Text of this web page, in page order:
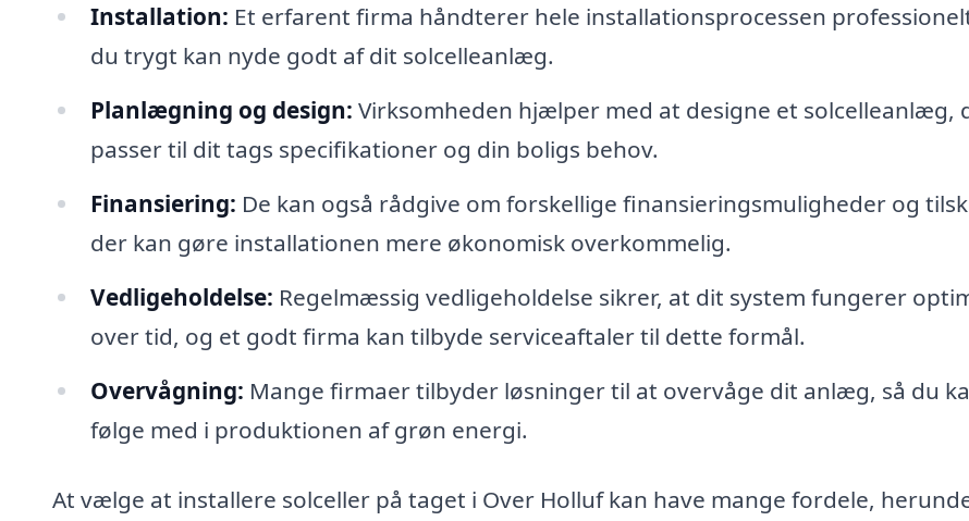
Installation: Et erfarent firma håndterer hele installationsprocessen
du trygt kan nyde godt af dit solcelleanlæg.
Planlægning og design: Virksomheden hjælper med at designe et solcelleanlæg,
passer til dit tags specifikationer og din boligs behov.
Finansiering: De kan også rådgive om forskellige finansieringsmuligheder og
der kan gøre installationen mere økonomisk overkommelig.
Vedligeholdelse: Regelmæssig vedligeholdelse sikrer, at dit system fungerer
over tid, og et godt firma kan tilbyde serviceaftaler til dette formål.
Overvågning: Mange firmaer tilbyder løsninger til at overvåge dit anlæg, så du
følge med i produktionen af grøn energi.
At vælge at installere solceller på taget i Over Holluf kan have mange fordele,